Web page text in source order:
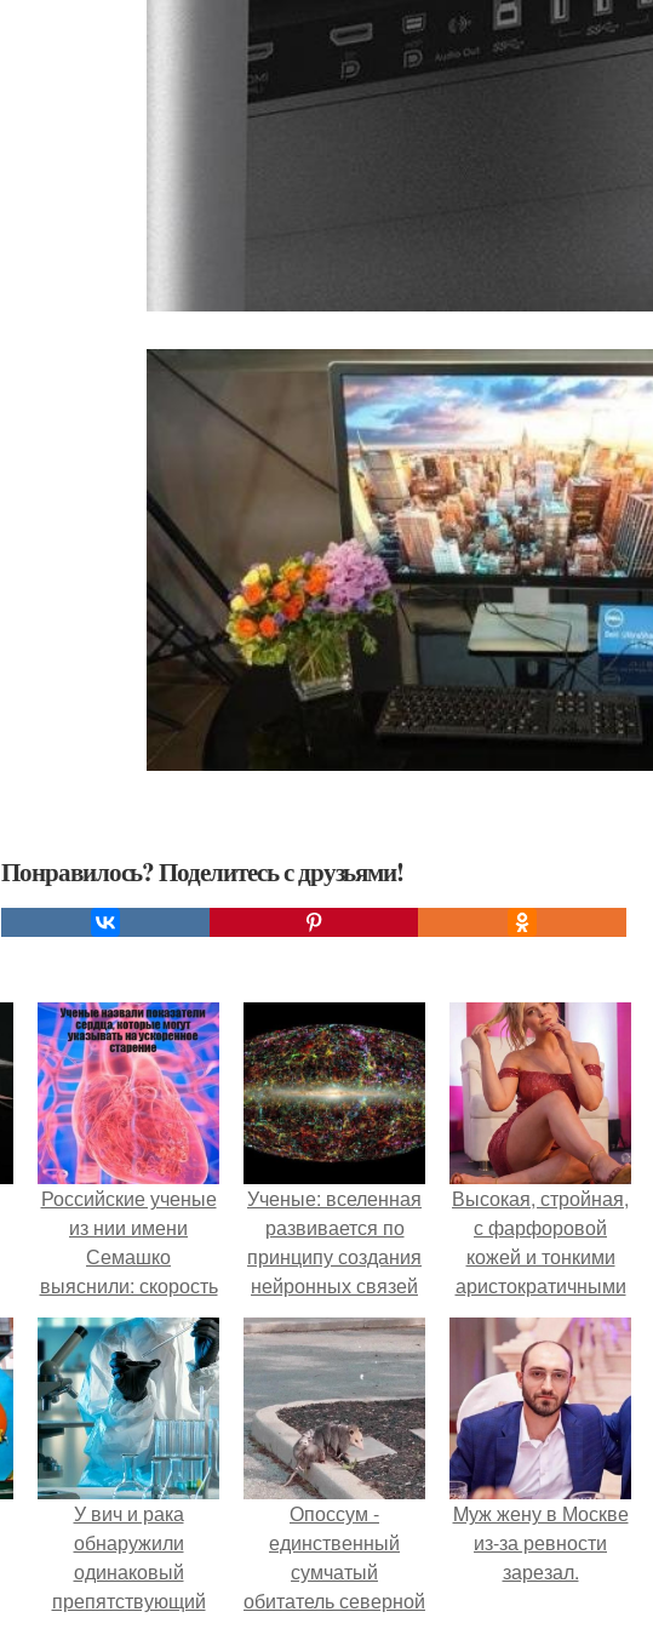
Понравилось? Поделитесь с друзьями!
Российские ученые
из нии имени
Семашко
выяснили: скорость
старения напрямую
зависит от
состояния сосудов
и работы сердца.
Ученые: вселенная
развивается по
принципу создания
нейронных связей
в мозге.
Высокая, стройная,
с фарфоровой
кожей и тонкими
аристократичными
чертами, эль
выглядит так, будто
сошла с полотна
художника.
У вич и рака
обнаружили
одинаковый
препятствующий
Опоссум -
единственный
сумчатый
обитатель северной
Mуж жену в Москве
из-за ревности
зарезал.